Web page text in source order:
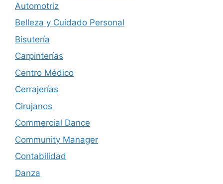
Automotriz
Belleza y Cuidado Personal
Bisutería
Carpinterías
Centro Médico
Cerrajerías
Cirujanos
Commercial Dance
Community Manager
Contabilidad
Danza